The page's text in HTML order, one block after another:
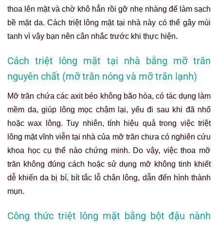
thoa lên mặt và chờ khô hẳn rồi gỡ nhẹ nhàng để làm sạch
bề mặt da. Cách triệt lông mặt tại nhà này có thể gây mùi
tanh vì vậy bạn nên cân nhắc trước khi thực hiện.
Cách triệt lông mặt tại nhà bằng mỡ trăn
nguyên chất (mỡ trăn nóng và mỡ trăn lạnh)
Mỡ trăn chứa các axit béo không bão hòa, có tác dụng làm
mềm da, giúp lông mọc chậm lại, yếu đi sau khi đã nhổ
hoặc wax lông. Tuy nhiên, tính hiệu quả trong việc triệt
lông mặt vĩnh viễn tại nhà của mỡ trăn chưa có nghiên cứu
khoa học cụ thể nào chứng minh. Do vậy, việc thoa mỡ
trăn không đúng cách hoặc sử dụng mỡ không tinh khiết
dễ khiến da bị bí, bít tắc lỗ chân lông, dẫn đến hình thành
mụn.
Công thức triệt lông mặt bằng bột đậu nành